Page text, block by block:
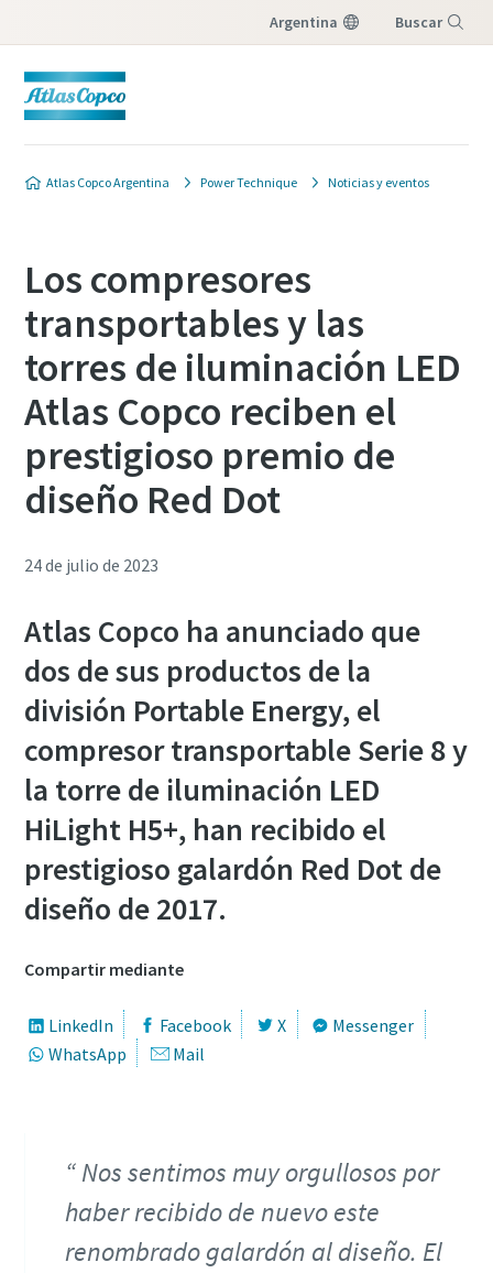
Argentina Buscar
Atlas Copco Argentina Power Technique Noticias y eventos
Los compresores
transportables y las
torres de iluminación LED
Atlas Copco reciben el
prestigioso premio de
diseño Red Dot
24 de julio de 2023
Atlas Copco ha anunciado que
dos de sus productos de la
división Portable Energy, el
compresor transportable Serie 8 y
la torre de iluminación LED
HiLight H5+, han recibido el
prestigioso galardón Red Dot de
diseño de 2017.
Compartir mediante
LinkedIn Facebook X
Messenger
WhatsApp
Mail
Nos sentimos muy orgullosos por
haber recibido de nuevo este
renombrado galardón al diseño. El